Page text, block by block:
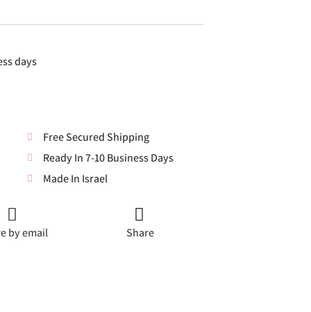
days
Free Secured Shipping
Ready In 7-10 Business Days
Made In Israel
by email Share